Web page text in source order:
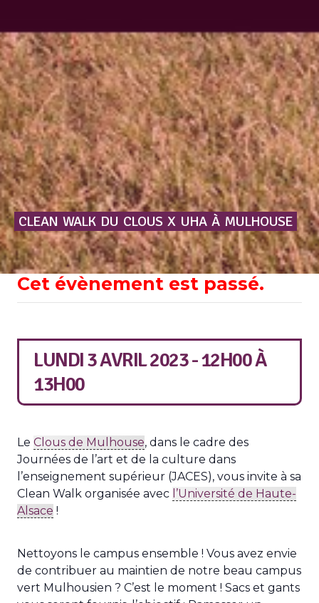
CLEAN WALK DU CLOUS X UHA À MULHOUSE
Cet évènement est passé.
LUNDI 3 AVRIL 2023 - 12H00À
13H00
Le Clous de Mulhouse, dans le cadre des
Journées de l’art et de la culture dans
l’enseignement supérieur (JACES), vous invite à sa
Clean Walk organisée avec l’Université de Haute-
Alsace !
Nettoyons le campus ensemble ! Vous avez envie
de contribuer au maintien de notre beau campus
vert Mulhousien ? C’est le moment ! Sacs et gants